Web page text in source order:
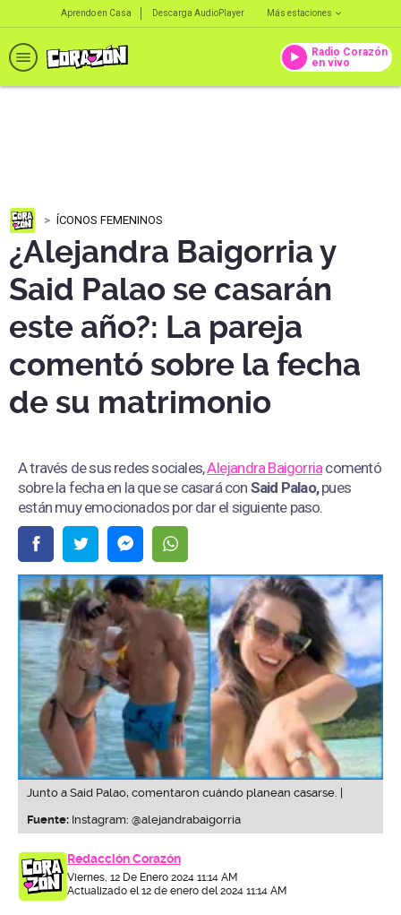
Aprendo en Casa Descarga AudioPlayer Más estaciones
Radio Corazón
en vivo
ÍCONOS FEMENINOS
¿Alejandra Baigorria y
Said Palao se casarán
este año?: La pareja
comentó sobre la fecha
de su matrimonio
A través de sus redes sociales,Alejandra Baigorria comentó
sobre la fecha en la que se casará con Said Palao,pues
están muy emocionados por dar el siguiente paso.
Junto a Said Palao, comentaron cuándo planean casarse. |
Fuente: Instagram: @alejandrabaigorria
Redacción Corazón
Viernes, 12 De Enero 2024 11:14 AM
Actualizado el 12 de enero del 2024 11:14 AM